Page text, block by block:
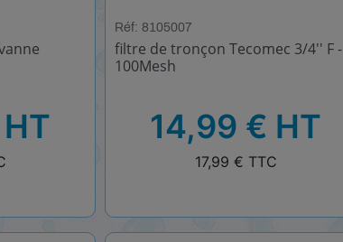
Réf: 8105007
filtre de tronçon Tecomec 3/4'' F -
100Mesh
14,99 € HT
17,99 € TTC